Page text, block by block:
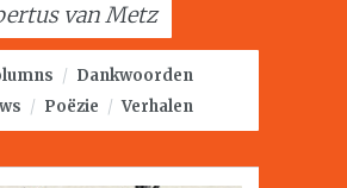
van Metz
/ Dankwoorden
/ Poëzie / Verhalen